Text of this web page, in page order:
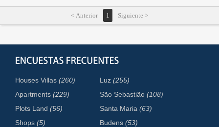
< Anterior 1 Siguiente >
Houses Villas(260)
Apartments(229)
Plots Land(56)
Shops(5)
Luz(255)
São Sebastião(108)
Santa Maria(63)
Budens(53)